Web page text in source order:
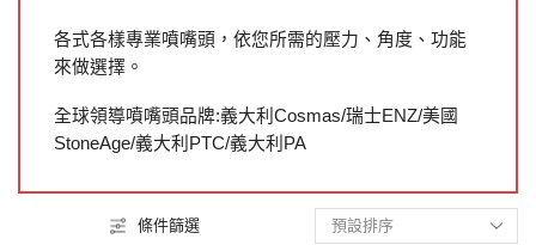
各式各樣專業噴嘴頭，依您所需的壓力、角度、功能
來做選擇。
全球領導噴嘴頭品牌:義大利Cosmas/瑞士ENZ/美國
StoneAge/義大利PTC/義大利PA
條件篩選